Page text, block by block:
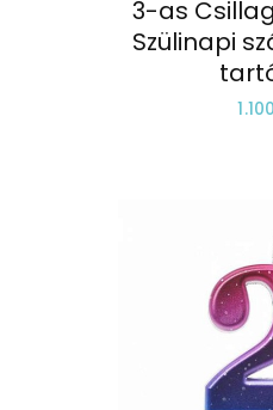
3-as
Szülinapi